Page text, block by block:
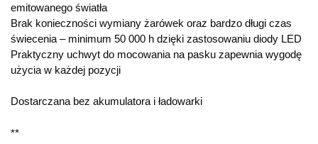
emitowanego światła
Brak konieczności wymiany żarówek oraz bardzo długi czas
świecenia – minimum 50 000 h dzięki zastosowaniu diody LED
Praktyczny uchwyt do mocowania na pasku zapewnia wygodę
użycia w każdej pozycji
Dostarczana bez akumulatora i ładowarki
**